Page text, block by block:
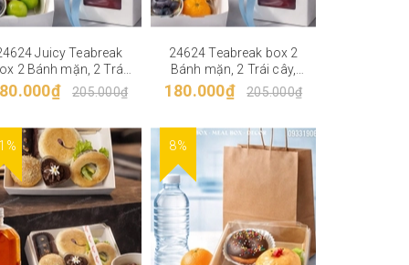
Juicy Teabreak
2 Bánh mặn, 2 Trái
cây, Nước ép/Trà
205.000₫
24624 Teabreak box 2
Bánh mặn, 2 Trái cây,
Nước ép
180.000₫ 205.000₫
8%